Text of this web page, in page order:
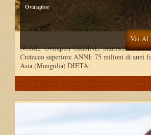
Oviraptor
Vai Al
NOME: Oviraptor ORDINE: Saurischia
Cretaceo superiore ANNI: 75 milioni di anni
Asia (Mongolia) DIETA: